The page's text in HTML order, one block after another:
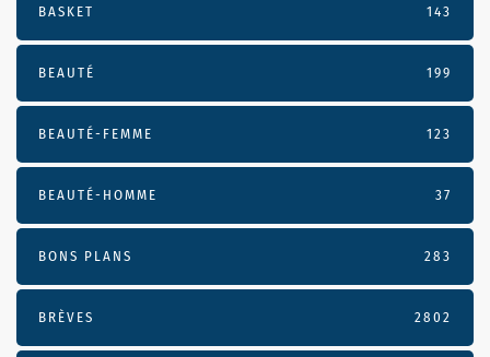
BASKET 143
BEAUTÉ 199
BEAUTÉ-FEMME 123
BEAUTÉ-HOMME 37
BONS PLANS 283
BRÈVES 2802